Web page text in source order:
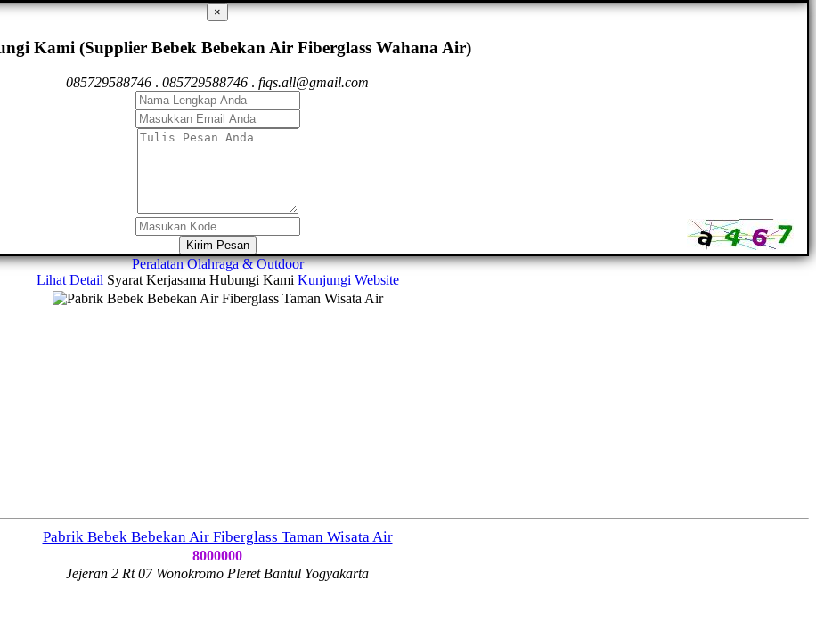
×
Kami (Supplier Bebek Bebekan Air Fiberglass Wahana Air)
085729588746 . 085729588746 . fiqs.all@gmail.com
Kirim Pesan
Peralatan Olahraga & Outdoor
Lihat Detail Syarat Kerjasama Hubungi Kami Kunjungi Website
Pabrik Bebek Bebekan Air Fiberglass Taman Wisata Air
8000000
Jejeran 2 Rt 07 Wonokromo Pleret Bantul Yogyakarta